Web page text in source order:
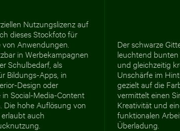
Nutzungslizenz auf
dieses Stockfoto für
Anwendungen.
in Werbekampagnen
Schulbedarf, als
Bildungs-Apps, in
Design oder
in Social-Media-Content
Die hohe Auflösung von
auch
Der schwarze
leuchtend
und gleichzeitig
Unschärfe im
gezielt auf die
vermittelt einen
Kreativität und
funktionalen
Überladung.